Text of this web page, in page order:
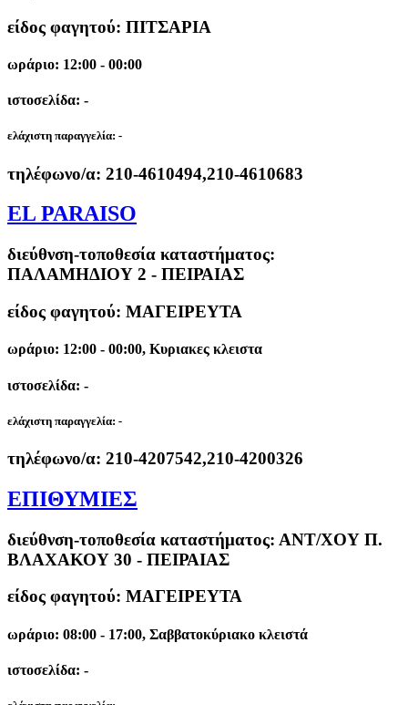
είδος φαγητού: ΠΙΤΣΑΡΙΑ
ωράριο: 12:00 - 00:00
ιστοσελίδα: -
ελάχιστη παραγγελία: -
τηλέφωνο/α: 210-4610494,210-4610683
EL PARAISO
διεύθνση-τοποθεσία καταστήματος:
ΠΑΛΑΜΗΔΙΟΥ 2 - ΠΕΙΡΑΙΑΣ
είδος φαγητού: ΜΑΓΕΙΡΕΥΤΑ
ωράριο: 12:00 - 00:00, Κυριακες κλειστα
ιστοσελίδα: -
ελάχιστη παραγγελία: -
τηλέφωνο/α: 210-4207542,210-4200326
ΕΠΙΘΥΜΙΕΣ
διεύθνση-τοποθεσία καταστήματος: ΑΝΤ/ΧΟΥ Π.
ΒΛΑΧΑΚΟΥ 30 - ΠΕΙΡΑΙΑΣ
είδος φαγητού: ΜΑΓΕΙΡΕΥΤΑ
ωράριο: 08:00 - 17:00, Σαββατοκύριακο κλειστά
ιστοσελίδα: -